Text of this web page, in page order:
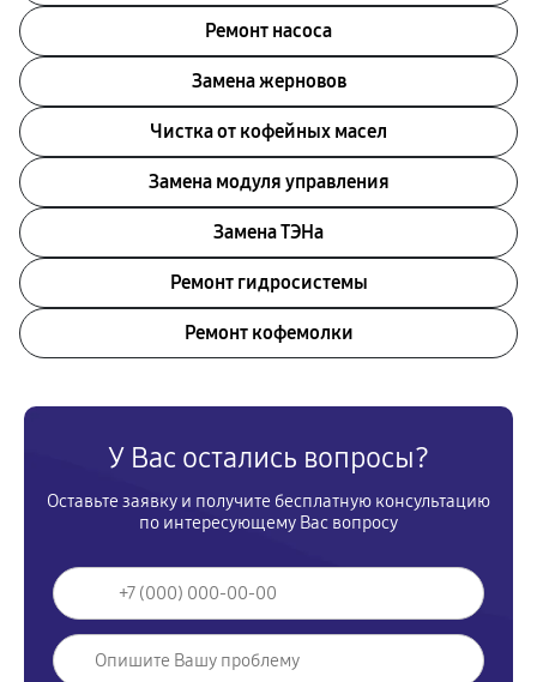
Ремонт насоса
Замена жерновов
Чистка от кофейных масел
Замена модуля управления
Замена ТЭНа
Ремонт гидросистемы
Ремонт кофемолки
У Вас остались вопросы?
Оставьте заявку и получите бесплатную консультацию
по интересующему Вас вопросу